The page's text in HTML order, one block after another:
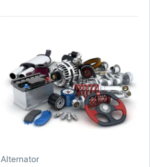
Alternator